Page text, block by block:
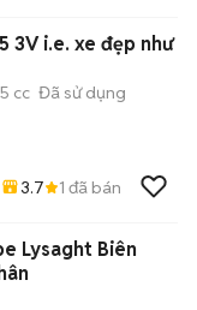
3V i.e. xe đẹp như
cc Đã sử dụng
3.7 1 đã bán
Lysaght Biên